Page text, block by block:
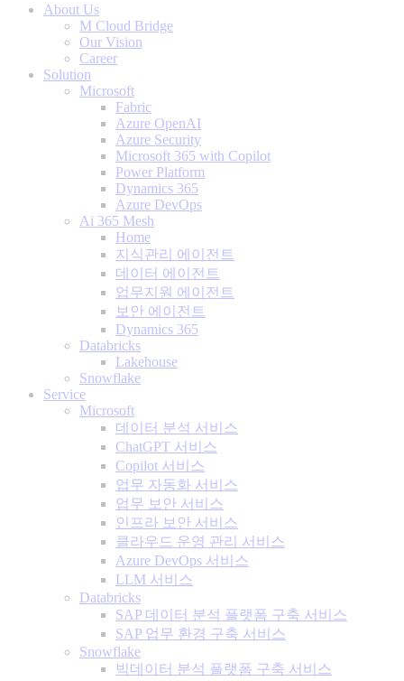
About Us
M Cloud Bridge
Our Vision
Career
Solution
Microsoft
Fabric
Azure OpenAI
Azure Security
Microsoft 365 with Copilot
Power Platform
Dynamics 365
Azure DevOps
Ai 365 Mesh
Home
지식관리 에이전트
데이터 에이전트
업무지원 에이전트
보안 에이전트
Dynamics 365
Databricks
Lakehouse
Snowflake
Service
Microsoft
데이터 분석 서비스
ChatGPT 서비스
Copilot 서비스
업무 자동화 서비스
업무 보안 서비스
인프라 보안 서비스
클라우드 운영 관리 서비스
Azure DevOps 서비스
LLM 서비스
Databricks
SAP 데이터 분석 플랫폼 구축 서비스
SAP 업무 환경 구축 서비스
Snowflake
빅데이터 분석 플랫폼 구축 서비스